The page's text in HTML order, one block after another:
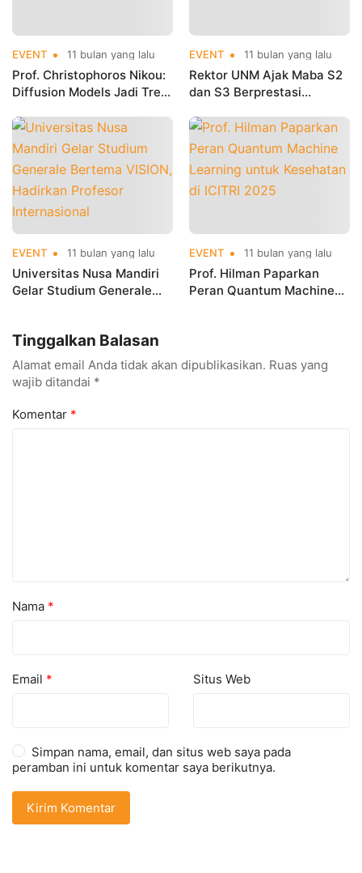
EVENT 11 bulan yang lalu
Prof. Christophoros Nikou:
Diffusion Models Jadi Tren
Inovasi
EVENT 11 bulan yang lalu
Rektor UNM Ajak Maba S2
dan S3 Berprestasi
Peneliti Internasional
EVENT 11 bulan yang lalu
Universitas Nusa Mandiri
Gelar Studium Generale
EVENT 11 bulan yang lalu
Prof. Hilman Paparkan
Peran Quantum Machine
Tinggalkan Balasan
Alamat email Anda tidak akan dipublikasikan. Ruas yang
wajib ditandai *
Komentar *
Nama *
Email * Situs Web
Simpan nama, email, dan situs web saya pada
peramban ini untuk komentar saya berikutnya.